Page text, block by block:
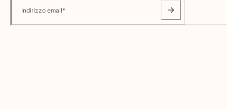
Indirizzo email*